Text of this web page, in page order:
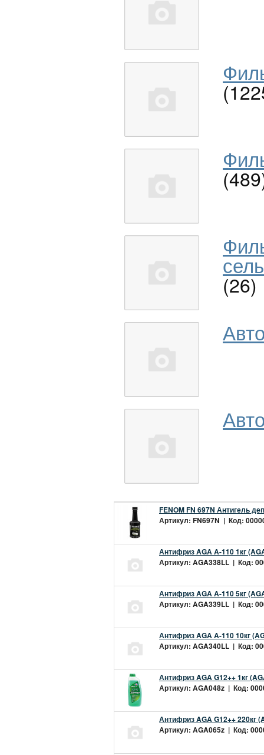
(26)
FENOM FN 697N Антигель
Артикул: FN697N | Код:
Антифриз AGA A-110 1кг
Артикул: AGA338LL | Код:
Антифриз AGA A-110 5кг
Артикул: AGA339LL | Код:
Антифриз AGA A-110 10кг
Артикул: AGA340LL | Код:
Антифриз AGA G12++ 1кг
Артикул: AGA048z | Код:
Антифриз AGA G12++ 220кг
Артикул: AGA065z | Код: